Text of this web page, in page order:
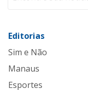
Editorias
Sim e Não
Manaus
Esportes